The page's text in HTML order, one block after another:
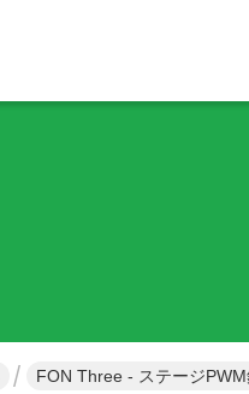
FON Three - ステージ